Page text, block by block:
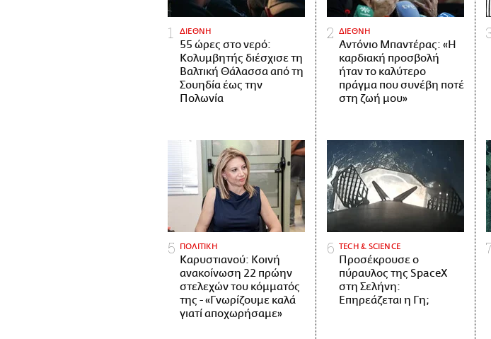
ΔΙΕΘΝΗ
55 ώρες στο νερό:
Κολυμβητής διέσχισε τη
Βαλτική Θάλασσα από τη
Σουηδία έως την
Πολωνία
ΔΙΕΘΝΗ
Αντόνιο Μπαντέρας: «Η
καρδιακή προσβολή
ήταν το καλύτερο
πράγμα που συνέβη ποτέ
στη ζωή μου»
ΠΟΛΙΤΙΚΗ
Καρυστιανού: Κοινή
ανακοίνωση 22 πρώην
στελεχών του κόμματός
της - «Γνωρίζουμε καλά
γιατί αποχωρήσαμε»
ΤECH & SCIENCE
Προσέκρουσε ο
πύραυλος της SpaceX
στη Σελήνη:
Επηρεάζεται η Γη;